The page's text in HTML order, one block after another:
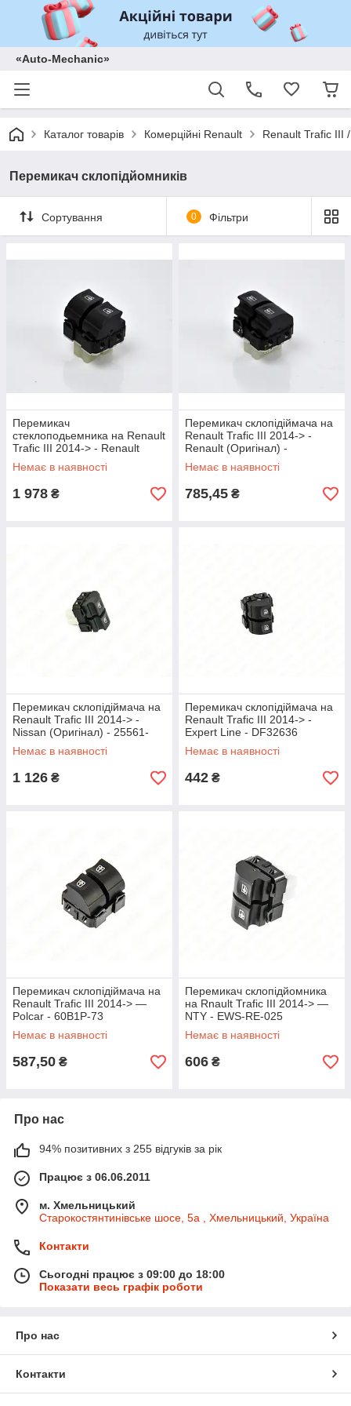
«Auto-Mechanic»
Каталог товарів Комерційні Renault Renault Trafic III
Перемикач склопідйомників
Сортування 0 Фільтри
Перемикач
стеклоподьемника на Renault
Trafic III 2014-> - Renault
(Оригінал) - 254118044R
Немає в наявності
1 978 ₴
Перемикач склопідіймача на
Renault Trafic III 2014-> -
Renault (Оригінал) -
254118722R
Немає в наявності
785,45 ₴
Перемикач склопідіймача на
Renault Trafic III 2014-> -
Nissan (Оригінал) - 25561-
00Q0L
Немає в наявності
1 126 ₴
Перемикач склопідіймача на
Renault Trafic III 2014-> -
Expert Line - DF32636
Немає в наявності
442 ₴
Перемикач склопідіймача на
Renault Trafic III 2014-> —
Polcar - 60B1P-73
Немає в наявності
587,50 ₴
Перемикач склопідйомника
на Rnault Trafic III 2014-> —
NTY - EWS-RE-025
Немає в наявності
606 ₴
Про нас
94% позитивних з 255 відгуків за рік
Працює з 06.06.2011
м. Хмельницький
Старокостянтинівське шосе, 5а , Хмельницький, Україна
Контакти
Сьогодні працює з 09:00 до 18:00
Показати весь графік роботи
Про нас
Контакти